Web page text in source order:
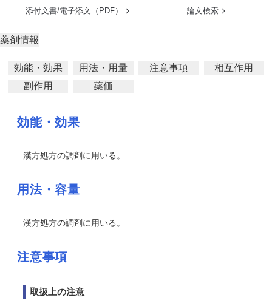
添付文書/電子添文（PDF） 論文検索
薬剤情報
効能・効果 用法・用量 注意事項
相互作用
副作用
薬価
効能・効果
漢方処方の調剤に用いる。
用法・容量
漢方処方の調剤に用いる。
注意事項
取扱上の注意